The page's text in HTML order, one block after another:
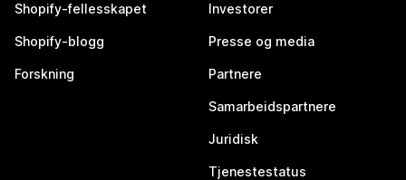
Shopify-fellesskapet
Shopify-blogg
Forskning
Investorer
Presse og media
Partnere
Samarbeidspartnere
Juridisk
Tjenestestatus